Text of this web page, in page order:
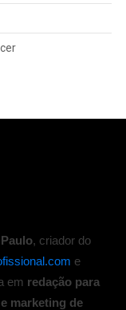
, criador do
e
em redação para
marketing de